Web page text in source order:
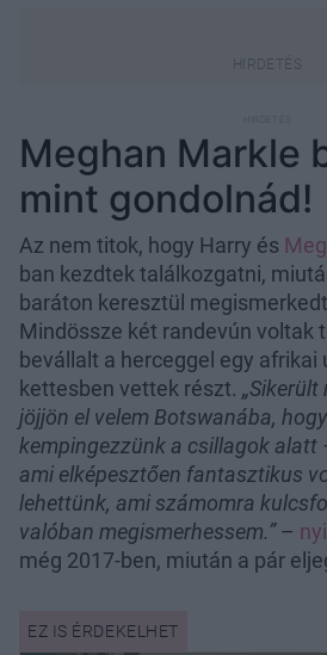
Meghan Markle
mint gondolnád!
Az nem titok, hogy Harry és
ban kezdtek találkozgatni,
baráton keresztül
Mindössze két randevún voltak
bevállalt a herceggel egy afrikai
kettesben vettek részt. „Sikerült
jöjjön el velem Botswanába,
kempingezzünk a csillagok alatt
ami elképesztően fantasztikus
lehettünk, ami számomra
valóban megismerhessem.”–
még 2017-ben, miután a pár